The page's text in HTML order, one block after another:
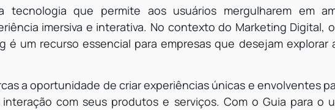
tecnologia que permite aos usuários mergulharem em
imersiva e interativa. No contexto do Marketing Digital,
é um recurso essencial para empresas que desejam explorar
a oportunidade de criar experiências únicas e envolventes
com seus produtos e serviços. Com o Guia para o